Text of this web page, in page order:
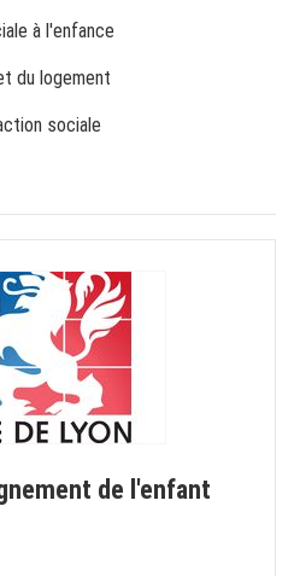
à l'enfance
du logement
sociale
de l'enfant